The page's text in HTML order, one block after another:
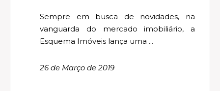
Sempre em busca de novidades, na
vanguarda do mercado imobiliário, a
Esquema Imóveis lança uma ...
26 de Março de 2019